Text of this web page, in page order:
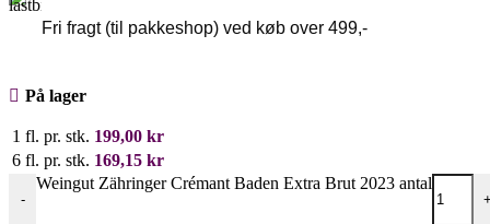
Fri fragt (til pakkeshop) ved køb over 499,-
På lager
1 fl. pr. stk. 199,00 kr
6 fl. pr. stk. 169,15 kr
-
Weingut Zähringer Crémant Baden Extra Brut 2023 antal